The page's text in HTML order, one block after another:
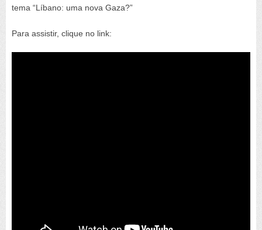
tema “Líbano: uma nova Gaza?”
Para assistir, clique no link: